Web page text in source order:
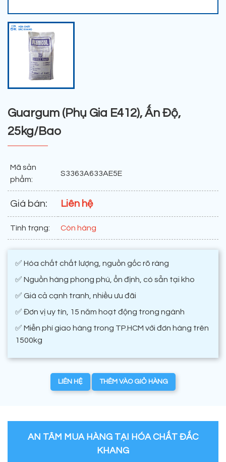
Guargum (Phụ Gia E412), Ấn Độ,
25kg/Bao
Mã sản
phẩm:
S3363A633AE5E
Giá bán: Liên hệ
Tình trạng: Còn hàng
✅ Hóa chất chất lượng, nguồn gốc rõ ràng
✅ Nguồn hàng phong phú, ổn định, có sẵn tại kho
✅ Giá cả cạnh tranh, nhiều ưu đãi
✅ Đơn vị uy tín, 15 năm hoạt động trong ngành
✅ Miễn phí giao hàng trong TP.HCM với đơn hàng trên
1500kg
LIÊN HỆ THÊM VÀO GIỎ HÀNG
AN TÂM MUA HÀNG TẠI HÓA CHẤT ĐẮC
KHANG